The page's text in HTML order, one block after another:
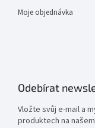
Moje objednávka
Odebírat
Vložte svůj e-mail a
produktech na